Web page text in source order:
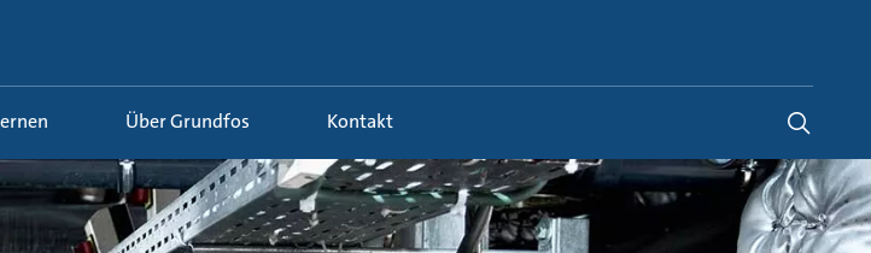
Über Grundfos Kontakt